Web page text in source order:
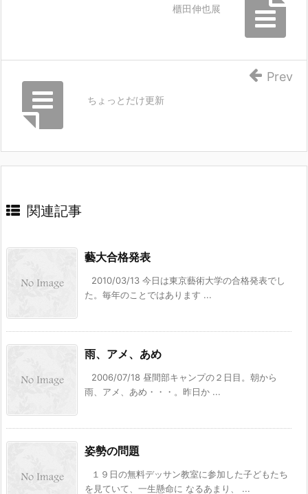
櫃田伸也展
ちょっとだけ更新
Prev
関連記事
藝大合格発表
2010/03/13 今日は東京藝術大学の合格発表でし
た。毎年のことではあります ...
雨、アメ、あめ
2006/07/18 昼間部キャンプの２日目。朝から
雨、アメ、あめ・・・。昨日か ...
姿勢の問題
１９日の無料デッサン教室に参加した子どもたち
を見ていて、一生懸命に なるあまり、 ...